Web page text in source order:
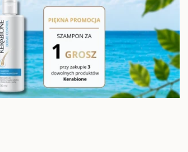
Szwajcaria
50, 02-255 Warszawa, Polska